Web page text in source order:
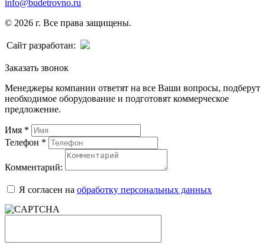
info@budetrovno.ru
© 2026 г. Все права защищены.
Сайт разработан:
Заказать звонок
Менеджеры компании ответят на все Ваши вопросы, подберут
необходимое оборудование и подготовят коммерческое
предложение.
Имя *
Телефон *
Комментарий:
Я согласен на обработку персональных данных